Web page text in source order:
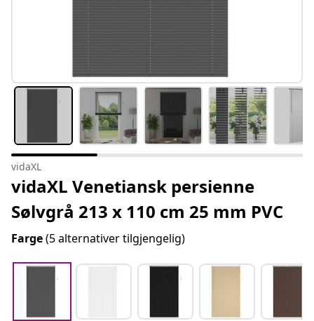
vidaXL
vidaXL Venetiansk persienne
Sølvgrå 213 x 110 cm 25 mm PVC
Farge(5 alternativer tilgjengelig)